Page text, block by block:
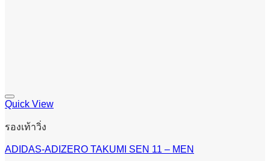
Quick View
รองเท้าวิ่ง
ADIDAS-ADIZERO TAKUMI SEN 11 – MEN